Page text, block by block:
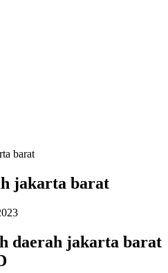
barat
jakarta barat
daerah jakarta barat